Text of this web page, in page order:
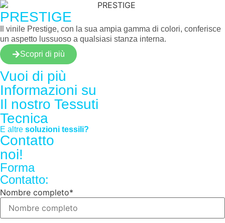
PRESTIGE
Il vinile Prestige, con la sua ampia gamma di colori, conferisce
un aspetto lussuoso a qualsiasi stanza interna.
Scopri di più
Vuoi di più
Informazioni su
Il nostro Tessuti
Tecnica
E altre soluzioni tessili?
Contatto
noi!
Forma
Contatto:
Nombre completo*